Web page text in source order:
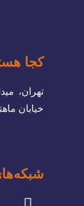
کجا
تهران،
خیابان ماهتاب،